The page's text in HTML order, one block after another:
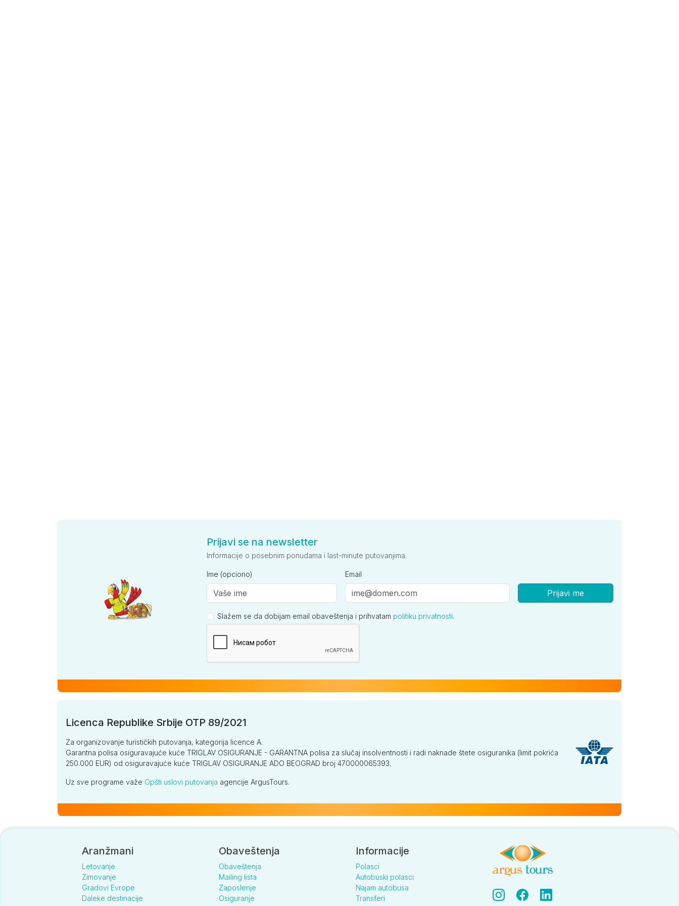
Prijavi se na newsletter
Informacije o posebnim ponudama i last-minute putovanjima.
Ime (opciono) Email
Prijavi me
Slažem se da dobijam email obaveštenja i prihvatam politiku privatnosti.
Licenca Republike Srbije OTP 89/2021
Za organizovanje turističkih putovanja, kategorija licence A.
Garantna polisa osiguravajuće kuće TRIGLAV OSIGURANJE - GARANTNA polisa za slučaj insolventnosti i radi naknade štete osiguranika (limit pokrića
250.000 EUR) od osiguravajuće kuće TRIGLAV OSIGURANJE ADO BEOGRAD broj 470000065393.
Uz sve programe važe Opšti uslovi putovanja agencije ArgusTours.
Aranžmani
Letovanje
Zimovanje
Gradovi Evrope
Daleke destinacije
Obaveštenja
Obaveštenja
Mailing lista
Zaposlenje
Osiguranje
Informacije
Polasci
Autobuski polasci
Najam autobusa
Transferi